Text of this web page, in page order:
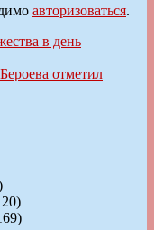
авторизоваться.
в день
отметил